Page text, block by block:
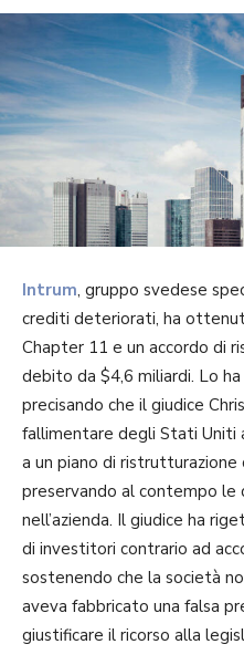
Intrum, gruppo svedese
crediti deteriorati, ha
Chapter 11 e un accordo di
debito da $4,6 miliardi. Lo
precisando che il giudice
fallimentare degli Stati Uniti
a un piano di
preservando al contempo le
nell’azienda. Il giudice ha
di investitori contrario ad
sostenendo che la società
aveva fabbricato una falsa
giustificare il ricorso alla